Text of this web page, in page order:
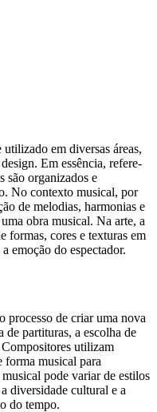
em diversas áreas,
Em essência, refere-
são organizados e
No contexto musical, por
de melodias, harmonias e
obra musical. Na arte, a
formas, cores e texturas em
emoção do espectador.
processo de criar uma nova
de partituras, a escolha de
utilizam
forma musical para
pode variar de estilos
diversidade cultural e a
do tempo.